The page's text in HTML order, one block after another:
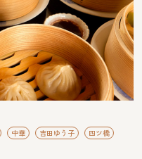
中華 吉田ゆう子
四ツ橋